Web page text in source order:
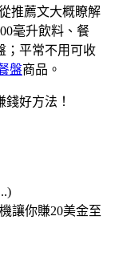
推薦文大概瞭解
毫升飲料、餐
；平常不用可收
盤商品。
好方法！
讓你賺20美金至